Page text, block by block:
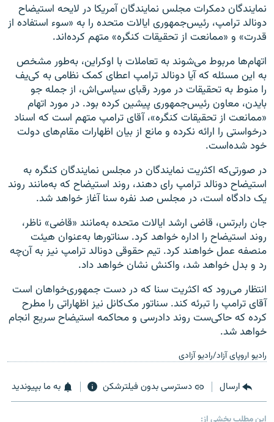
نمایندگان دمکرات مجلس نمایندگان آمریکا در لایحه استیضاح
دونالد ترامپ، رئیس‌جمهوری ایالات متحده را به «سوء استفاده از
قدرت» و «ممانعت از تحقیقات کنگره» متهم کرده‌اند.
اتهام‌ها مربوط می‌شوند به تعاملات با اوکراین، به‌طور مشخص
به این مسئله که آیا دونالد ترامپ اعطای کمک نظامی به ‌کی‌یف
را منوط به تحقیقات در مورد رقبای سیاسی‌اش، از جمله جو
بایدن، معاون رئیس‌جمهوری پیشین کرده بود. در مورد اتهام
«ممانعت از تحقیقات کنگره»، آقای ترامپ متهم است که اسناد
درخواستی را ارائه نکرده و مانع از بیان اظهارات مقام‌های دولت
خود شده‌است.
در صورتی‌که اکثریت نمایندگان در مجلس نمایندگان کنگره به
استیضاح دونالد ترامپ رای دهند، روند استیضاح که به‌مانند روند
یک دادگاه است، در مجلس صد نفره سنا آغاز خواهد شد.
جان رابرتس، قاضی ارشد ایالات متحده به‌مانند «قاضی» ناظر،
روند استیضاح را اداره خواهد کرد. سناتورها به‌عنوان هیئت
منصفه عمل خواهند کرد. تیم حقوقی دونالد ترامپ نیز به آن‌چه
رد و بدل خواهد شد، واکنش نشان خواهد داد.
انتظار می‌رود که اکثریت سنا که در دست جمهوری‌خواهان است
آقای ترامپ را تبرئه کند. سناتور مک‌کانل نیز اظهاراتی را مطرح
کرده که حاکی‌ست روند دادرسی و محاکمه استیضاح سریع انجام
خواهد شد.
رادیو اروپای آزاد/رادیو آزادی
ارسال دسترسی بدون فیلترشکن به ما بپیوندید
این مطلب بخشی از: